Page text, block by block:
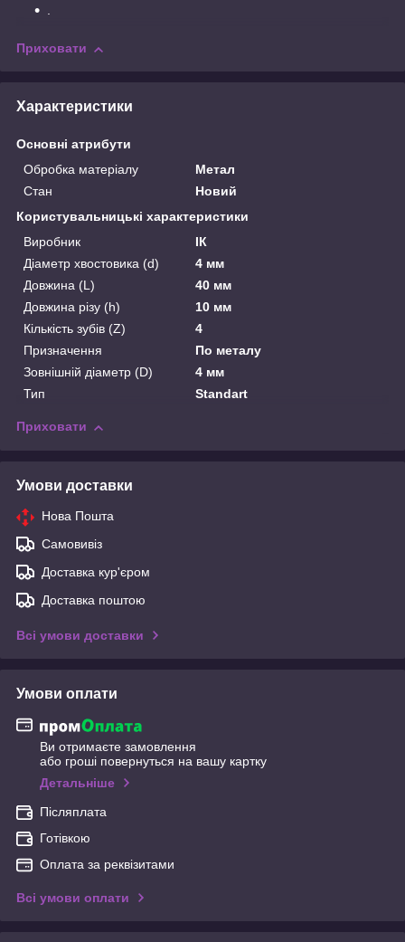
.
Приховати
Характеристики
Основні атрибути
Обробка матеріалу
Метал
Стан
Новий
Користувальницькі характеристики
Виробник
ІК
Діаметр хвостовика (d)
4 мм
Довжина (L)
40 мм
Довжина різу (h)
10 мм
Кількість зубів (Z)
4
Призначення
По металу
Зовнішній діаметр (D)
4 мм
Тип
Standart
Приховати
Умови доставки
Нова Пошта
Самовивіз
Доставка кур'єром
Доставка поштою
Всі умови доставки
Умови оплати
Ви отримаєте замовлення
або гроші повернуться на вашу картку
Детальніше
Післяплата
Готівкою
Оплата за реквізитами
Всі умови оплати